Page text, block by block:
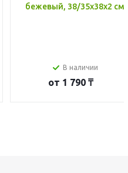
бежевый, 38/35x38x2 см
В наличии
от 1 790 ₸